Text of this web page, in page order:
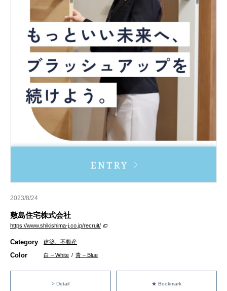
2023/8/24
敷島住宅株式会社
https://www.shikishima-j.co.jp/recruit/
Category 建築、不動産
Color 白 – White / 青 – Blue
> Detail ★ Bookmark